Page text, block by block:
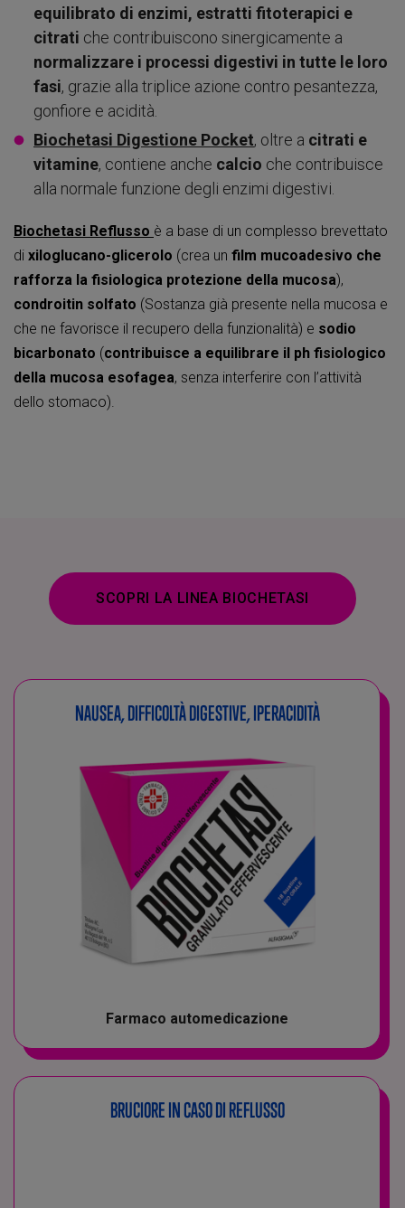
equilibrato di enzimi, estratti fitoterapici e
citrati che contribuiscono sinergicamente a
normalizzare i processi digestivi in tutte le loro
fasi, grazie alla triplice azione contro pesantezza,
gonfiore e acidità.
Biochetasi Digestione Pocket, oltre a citrati e
vitamine, contiene anche calcio che contribuisce
alla normale funzione degli enzimi digestivi.
Biochetasi Reflusso è a base di un complesso brevettato
di xiloglucano-glicerolo (crea un film mucoadesivo che
rafforza la fisiologica protezione della mucosa),
condroitin solfato (Sostanza già presente nella mucosa e
che ne favorisce il recupero della funzionalità) e sodio
bicarbonato (contribuisce a equilibrare il ph fisiologico
della mucosa esofagea, senza interferire con l’attività
dello stomaco).
SCOPRI LA LINEA BIOCHETASI
NAUSEA, DIFFICOLTÀ DIGESTIVE, IPERACIDITÀ
Farmaco automedicazione
BRUCIORE IN CASO DI REFLUSSO